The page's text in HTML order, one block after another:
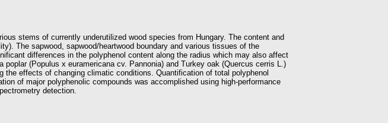
stems of currently underutilized wood species from Hungary. The content and
The sapwood, sapwood/heartwood boundary and various tissues of the
differences in the polyphenol content along the radius which may also affect
(Populus x euramericana cv. Pannonia) and Turkey oak (Quercus cerris L.)
effects of changing climatic conditions. Quantification of total polyphenol
of major polyphenolic compounds was accomplished using high-performance
detection.